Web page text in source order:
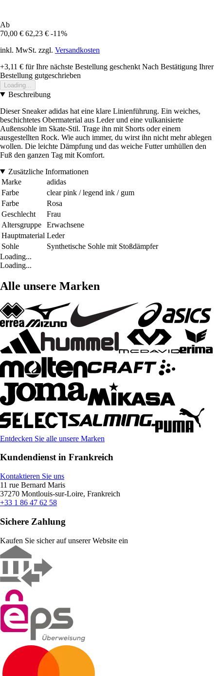
Ab
70,00 € 62,23 € -11%
inkl. MwSt. zzgl. Versandkosten
+3,11 € für Ihre nächste Bestellung geschenkt Nach Bestätigung Ihrer
Bestellung gutgeschrieben
Loading...
Beschreibung
Dieser Sneaker adidas hat eine klare Linienführung. Ein weiches,
beschichtetes Obermaterial aus Leder und eine vulkanisierte
Außensohle im Skate-Stil. Trage ihn mit Shorts oder einem
ausgestellten Rock. Wie auch immer, du wirst ihn nicht mehr ablegen
wollen. Die leichte Dämpfung und das weiche Futter umhüllen den
Fuß den ganzen Tag mit Komfort.
Zusätzliche Informationen
Marke
adidas
Farbe
clear pink / legend ink / gum
Farbe
Rosa
Geschlecht
Frau
Altersgruppe
Erwachsene
Hauptmaterial Leder
Sohle
Synthetische Sohle mit Stoßdämpfer
Loading...
Loading...
Alle unsere Marken
Entdecken Sie alle unsere Marken
Kundendienst in Frankreich
Kontaktieren Sie uns
11 rue Bernard Maris
37270 Montlouis-sur-Loire, Frankreich
+33 1 86 47 62 58
Sichere Zahlung
Kaufen Sie sicher auf unserer Website ein